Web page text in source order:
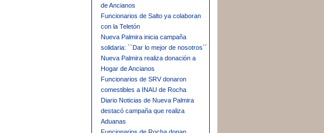
de Ancianos
Funcionarios de Salto ya colaboran
con la Teletón
Nueva Palmira inicia campaña
solidaria: ``Dar lo mejor de nosotros´´
Nueva Palmira realiza donación a
Hogar de Ancianos
Funcionarios de SRV donaron
comestibles a INAU de Rocha
Diario Noticias de Nueva Palmira
destacó campaña que realiza
Aduanas